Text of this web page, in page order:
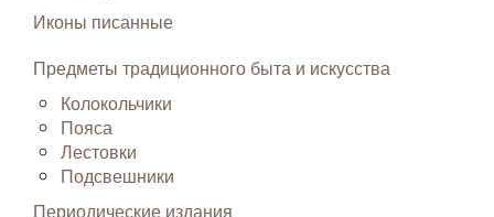
Иконы писанные
Предметы традиционного быта и искусства
Колокольчики
Пояса
Лестовки
Подсвешники
Периодические издания